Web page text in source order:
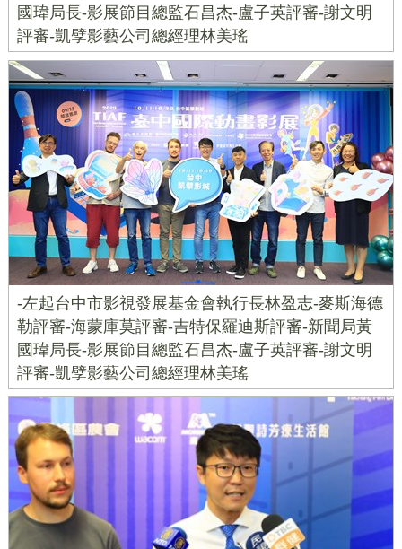
國瑋局長-影展節目總監石昌杰-盧子英評審-謝文明
評審-凱孹影藝公司總經理林美瑤
-左起台中市影視發展基金會執行長林盈志-麥斯海德
勒評審-海蒙庫莫評審-吉特保羅迪斯評審-新聞局黃
國瑋局長-影展節目總監石昌杰-盧子英評審-謝文明
評審-凱孹影藝公司總經理林美瑤